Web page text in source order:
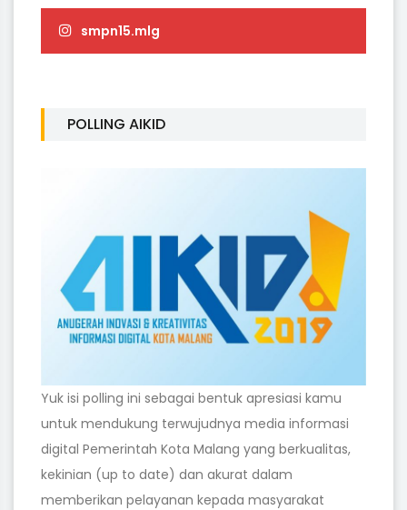
smpn15.mlg
POLLING AIKID
Yuk isi polling ini sebagai bentuk apresiasi kamu
untuk mendukung terwujudnya media informasi
digital Pemerintah Kota Malang yang berkualitas,
kekinian (up to date) dan akurat dalam
memberikan pelayanan kepada masyarakat